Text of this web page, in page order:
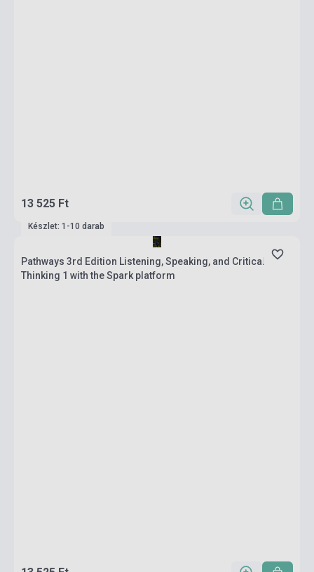
13 525 Ft
Készlet: 1-10 darab
Pathways 3rd Edition Listening, Speaking, and Critical
Thinking 1 with the Spark platform